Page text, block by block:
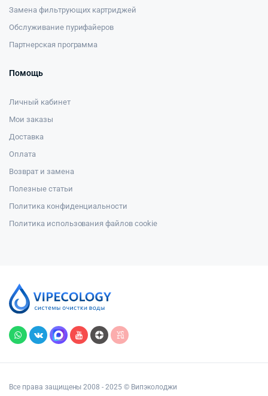
Замена фильтрующих картриджей
Обслуживание пурифайеров
Партнерская программа
Помощь
Личный кабинет
Мои заказы
Доставка
Оплата
Возврат и замена
Полезные статьи
Политика конфиденциальности
Политика использования файлов cookie
Все права защищены 2008 - 2025 © Випэколоджи